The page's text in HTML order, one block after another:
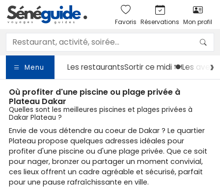
Favoris Réservations Mon profil
Menu Les restaurantsSortirce midi 🍽️Les
Où profiter d'une piscine ou plage privée à
Plateau Dakar
Quelles sont les meilleures piscines et plages privées à
Dakar Plateau ?
Envie de vous détendre au coeur de Dakar ? Le quartier
Plateau propose quelques adresses idéales pour
profiter d'une piscine ou d'une plage privée. Que ce soit
pour nager, bronzer ou partager un moment convivial,
ces lieux offrent un cadre agréable et sécurisé, parfait
pour une pause rafraîchissante en ville.